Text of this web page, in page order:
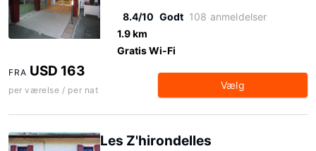
8.4/10 Godt 108 anmeldelser
1.9 km
Gratis Wi-Fi
FRA USD 163
per værelse / per nat Vælg
Les Z'hirondelles